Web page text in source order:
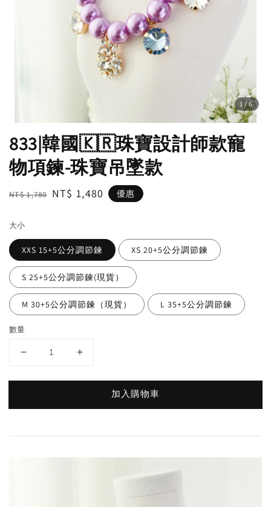
1 /6
833|韓國🇰🇷珠寶設計師款寵
物項鍊-珠寶吊墜款
Regular
NT$ 1,780 Sale
NT$ 1,480 優惠
大小
XXS 15+5公分調節鍊 XS 20+5公分調節鍊
S 25+5公分調節鍊(現貨）
M 30+5公分調節鍊（現貨） L 35+5公分調節鍊
數量
加入購物車